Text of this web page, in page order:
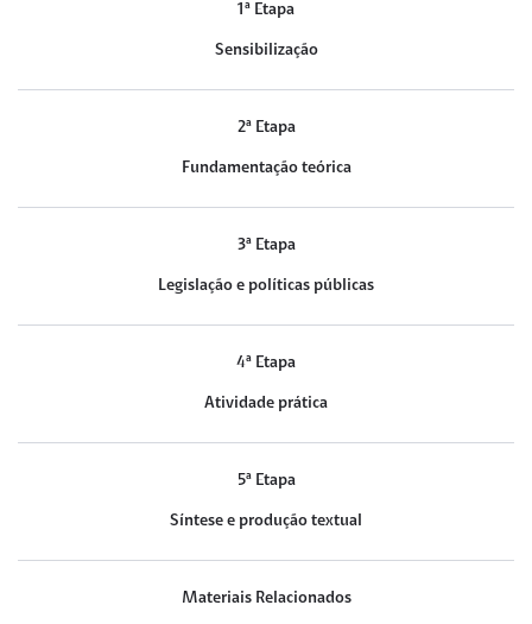
1ª Etapa
Sensibilização
2ª Etapa
Fundamentação teórica
3ª Etapa
Legislação e políticas públicas
4ª Etapa
Atividade prática
5ª Etapa
Síntese e produção textual
Materiais Relacionados